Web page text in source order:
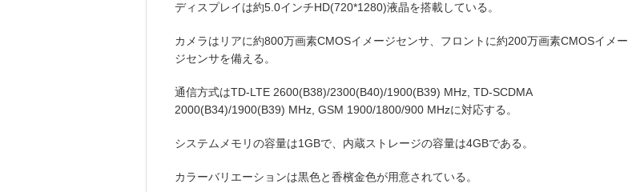
ディスプレイは約5.0インチHD(720*1280)液晶を搭載している。
カメラはリアに約800万画素CMOSイメージセンサ、フロントに約200万画素CMOSイメー
ジセンサを備える。
通信方式はTD-LTE 2600(B38)/2300(B40)/1900(B39) MHz, TD-SCDMA
2000(B34)/1900(B39) MHz, GSM 1900/1800/900 MHzに対応する。
システムメモリの容量は1GBで、内蔵ストレージの容量は4GBである。
カラーバリエーションは黒色と香檳金色が用意されている。